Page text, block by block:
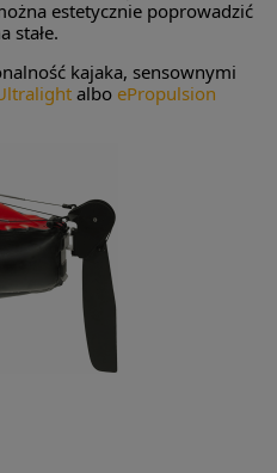
estetycznie poprowadzić
stałe.
kajaka, sensownymi
albo ePropulsion